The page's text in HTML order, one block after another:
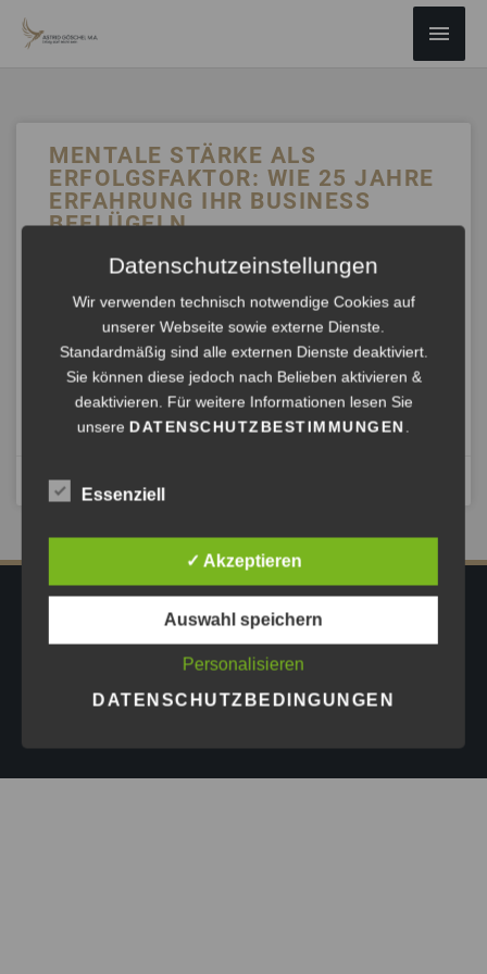
INHALT
MENTALE STÄRKE ALS
ERFOLGSFAKTOR: WIE 25 JAHRE
ERFAHRUNG IHR BUSINESS
BEFLÜGELN
Früher stand ich im Rampenlicht, heute unterstütze ich
Führungskräfte im Hintergrund, damit sie ihre eigene
Bühne souverän meistern können. Dabei geht es nicht nur
um schnelle Problemlösungen, sondern um den Aufbau
nachhaltiger mentaler Resilienz.
ANHÖREN »
Oktober 10, 2024
IMPRESSUM DATENSCHUTZ
PRESSE
Copyright © 2026Astrid Göschel M.A. - Erfolg darf leicht
Datenschutzeinstellungen
Wir verwenden technisch notwendige Cookies auf
unserer Webseite sowie externe Dienste.
Standardmäßig sind alle externen Dienste deaktiviert.
Sie können diese jedoch nach Belieben aktivieren &
deaktivieren. Für weitere Informationen lesen Sie
unsereDATENSCHUTZBESTIMMUNGEN.
Essenziell
✓ Akzeptieren
Auswahl speichern
Personalisieren
DATENSCHUTZBEDINGUNGEN